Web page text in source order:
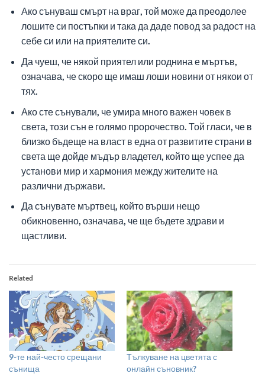
Ако сънуваш смърт на враг, той може да преодолее
лошите си постъпки и така да даде повод за радост на
себе си или на приятелите си.
Да чуеш, че някой приятел или роднина е мъртъв,
означава, че скоро ще имаш лоши новини от някои от
тях.
Ако сте сънували, че умира много важен човек в
света, този сън е голямо пророчество. Той гласи, че в
близко бъдеще на власт в една от развитите страни в
света ще дойде мъдър владетел, който ще успее да
установи мир и хармония между жителите на
различни държави.
Да сънувате мъртвец, който върши нещо
обикновенно, означава, че ще бъдете здрави и
щастливи.
Related
9-те най-често срещани
сънища
Тълкуване на цветята с
онлайн съновник?